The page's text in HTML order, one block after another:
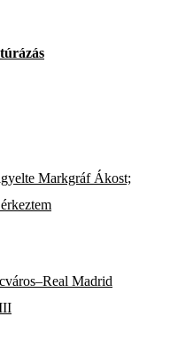
túrázás
Markgráf Ákost;
Madrid